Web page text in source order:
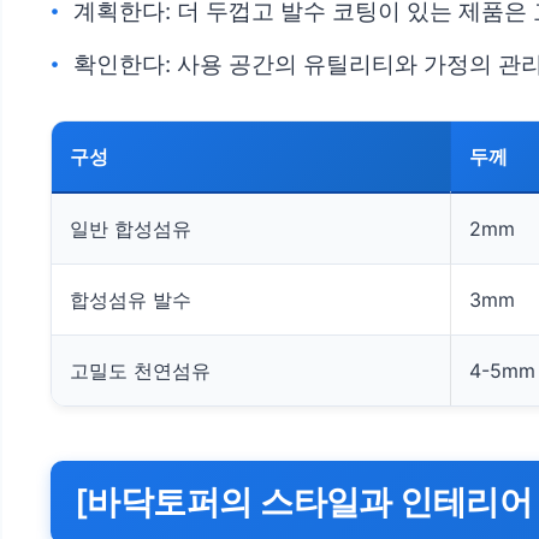
계획한다: 더 두껍고 발수 코팅이 있는 제품은
확인한다: 사용 공간의 유틸리티와 가정의 관
구성 두께
일반 합성섬유 2mm
합성섬유 발수 3mm
고밀도 천연섬유 4-5mm
[바닥토퍼의 스타일과 인테리